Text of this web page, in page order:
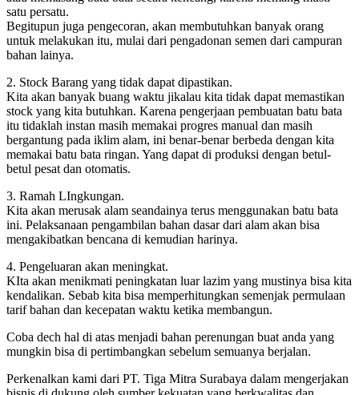
satu persatu.
Begitupun juga pengecoran, akan membutuhkan banyak orang
untuk melakukan itu, mulai dari pengadonan semen dari campuran
bahan lainya.
2. Stock Barang yang tidak dapat dipastikan.
Kita akan banyak buang waktu jikalau kita tidak dapat memastikan
stock yang kita butuhkan. Karena pengerjaan pembuatan batu bata
itu tidaklah instan masih memakai progres manual dan masih
bergantung pada iklim alam, ini benar-benar berbeda dengan kita
memakai batu bata ringan. Yang dapat di produksi dengan betul-
betul pesat dan otomatis.
3. Ramah LIngkungan.
Kita akan merusak alam seandainya terus menggunakan batu bata
ini. Pelaksanaan pengambilan bahan dasar dari alam akan bisa
mengakibatkan bencana di kemudian harinya.
4. Pengeluaran akan meningkat.
KIta akan menikmati peningkatan luar lazim yang mustinya bisa kita
kendalikan. Sebab kita bisa memperhitungkan semenjak permulaan
tarif bahan dan kecepatan waktu ketika membangun.
Coba dech hal di atas menjadi bahan perenungan buat anda yang
mungkin bisa di pertimbangkan sebelum semuanya berjalan.
Perkenalkan kami dari PT. Tiga Mitra Surabaya dalam mengerjakan